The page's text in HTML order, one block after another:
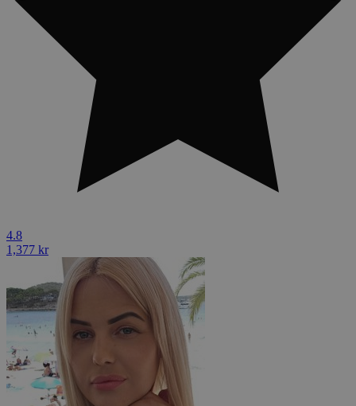
4.8
1,377 kr